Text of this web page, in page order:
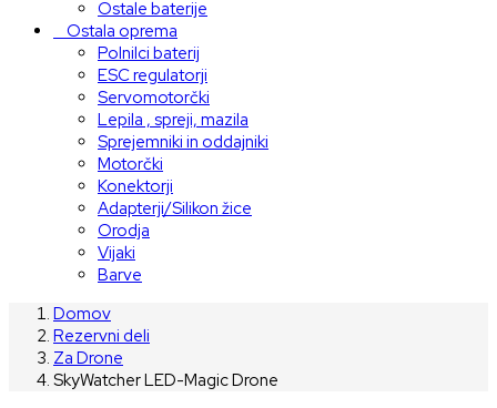
Ostale baterije
Ostala oprema
Polnilci baterij
ESC regulatorji
Servomotorčki
Lepila , spreji, mazila
Sprejemniki in oddajniki
Motorčki
Konektorji
Adapterji/Silikon žice
Orodja
Vijaki
Barve
Domov
Rezervni deli
Za Drone
SkyWatcher LED-Magic Drone